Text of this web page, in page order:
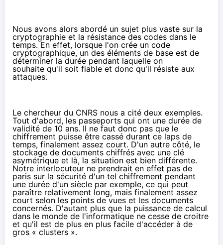
Nous avons alors abordé un sujet plus vaste sur la
cryptographie et la résistance des codes dans le
temps. En effet, lorsque l'on crée un code
cryptographique, un des éléments de base est de
déterminer la durée pendant laquelle on
souhaite qu'il soit fiable et donc qu'il résiste aux
attaques.
Le chercheur du CNRS nous a cité deux exemples.
Tout d'abord, les passeports qui ont une durée de
validité de 10 ans. Il ne faut donc pas que le
chiffrement puisse être cassé durant ce laps de
temps, finalement assez court. D'un autre côté, le
stockage de documents chiffrés avec une clé
asymétrique et là, la situation est bien différente.
Notre interlocuteur ne prendrait en effet pas de
paris sur la sécurité d'un tel chiffrement pendant
une durée d'un siècle par exemple, ce qui peut
paraître relativement long, mais finalement assez
court selon les points de vues et les documents
concernés. D'autant plus que la puissance de calcul
dans le monde de l'informatique ne cesse de croitre
et qu'il est de plus en plus facile d'accéder à de
gros « clusters ».